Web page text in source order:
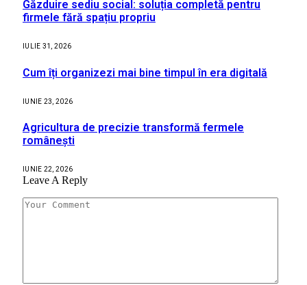
Găzduire sediu social: soluția completă pentru
firmele fără spațiu propriu
IULIE 31, 2026
Cum îți organizezi mai bine timpul în era digitală
IUNIE 23, 2026
Agricultura de precizie transformă fermele
românești
IUNIE 22, 2026
Leave A Reply